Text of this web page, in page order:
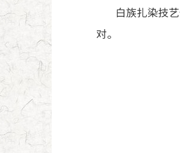
白族扎染技
对。